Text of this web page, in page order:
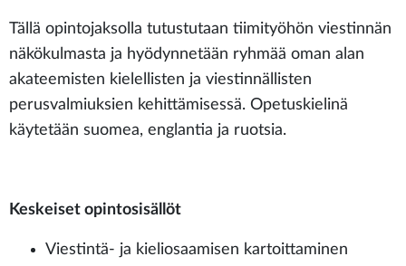
Tällä opintojaksolla tutustutaan tiimityöhön viestinnän
näkökulmasta ja hyödynnetään ryhmää oman alan
akateemisten kielellisten ja viestinnällisten
perusvalmiuksien kehittämisessä. Opetuskielinä
käytetään suomea, englantia ja ruotsia.
Keskeiset opintosisällöt
Viestintä- ja kieliosaamisen kartoittaminen